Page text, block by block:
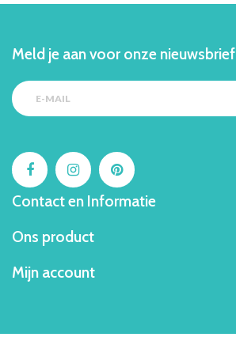
Meld je aan voor onze nieuwsbrief
Contact en Informatie
Ons product
Mijn account